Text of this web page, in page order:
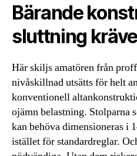
Bärande
sluttning
Här skiljs amatören från
nivåskillnad utsätts för helt
konventionell
ojämn belastning. Stolparna
kan behöva dimensioneras
istället för standardreglar.